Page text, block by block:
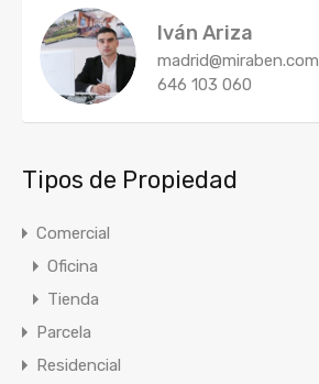
Iván Ariza
madrid@miraben.com
646 103 060
Tipos de Propiedad
Comercial
Oficina
Tienda
Parcela
Residencial